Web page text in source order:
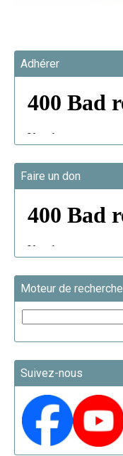
Adhérer
Faire un don
Moteur de recherche
Suivez-nous